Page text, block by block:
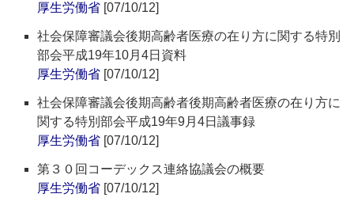
厚生労働省 [07/10/12]
社会保障審議会後期高齢者医療の在り方に関する特別
部会平成19年10月4日資料
厚生労働省 [07/10/12]
社会保障審議会後期高齢者後期高齢者医療の在り方に
関する特別部会平成19年9月4日議事録
厚生労働省 [07/10/12]
第３０回コーデックス連絡協議会の概要
厚生労働省 [07/10/12]